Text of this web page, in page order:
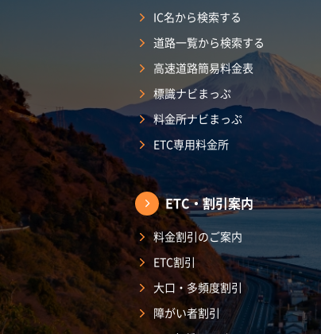
IC名から検索する
道路一覧から検索する
高速道路簡易料金表
標識ナビまっぷ
料金所ナビまっぷ
ETC専用料金所
ETC・割引案内
料金割引のご案内
ETC割引
大口・多頻度割引
障がい者割引